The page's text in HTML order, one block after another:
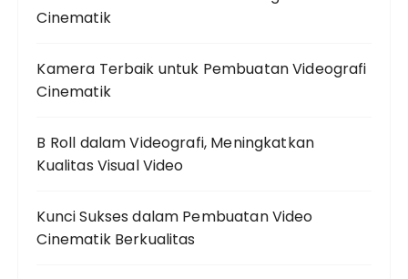
Cinematik
Kamera Terbaik untuk Pembuatan Videografi
Cinematik
B Roll dalam Videografi, Meningkatkan
Kualitas Visual Video
Kunci Sukses dalam Pembuatan Video
Cinematik Berkualitas